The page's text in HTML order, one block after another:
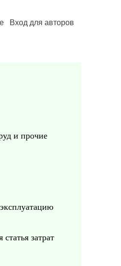
Вход для авторов
и прочие
затрат